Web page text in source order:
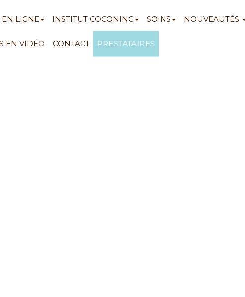
EN LIGNE INSTITUT COCONING SOINS NOUVEAUTÉS
EN VIDÉO CONTACT PRESTATAIRES